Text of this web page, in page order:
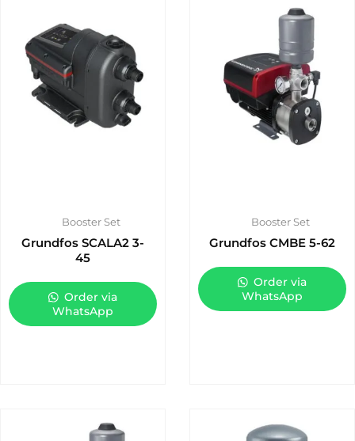
Booster Set
Grundfos SCALA2 3-
45
Order via
WhatsApp
Booster Set
Grundfos CMBE 5-62
Order via
WhatsApp